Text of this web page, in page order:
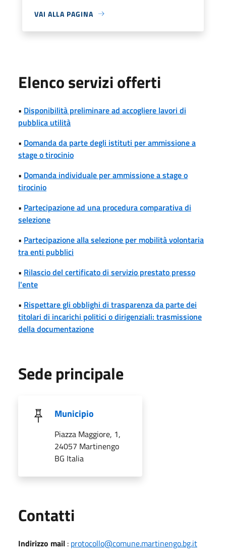
VAI ALLA PAGINA
Elenco servizi offerti
• Disponibilità preliminare ad accogliere lavori di
pubblica utilità
• Domanda da parte degli istituti per ammissione a
stage o tirocinio
• Domanda individuale per ammissione a stage o
tirocinio
• Partecipazione ad una procedura comparativa di
selezione
• Partecipazione alla selezione per mobilità volontaria
tra enti pubblici
• Rilascio del certificato di servizio prestato presso
l'ente
• Rispettare gli obblighi di trasparenza da parte dei
titolari di incarichi politici o dirigenziali: trasmissione
della documentazione
Sede principale
Municipio
Piazza Maggiore, 1,
24057 Martinengo
BG Italia
Contatti
Indirizzo mail : protocollo@comune.martinengo.bg.it